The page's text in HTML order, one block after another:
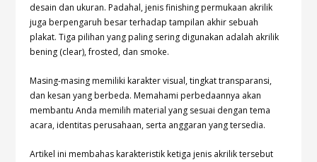
desain dan ukuran. Padahal, jenis finishing permukaan akrilik
juga berpengaruh besar terhadap tampilan akhir sebuah
plakat. Tiga pilihan yang paling sering digunakan adalah akrilik
bening (clear), frosted, dan smoke.
Masing-masing memiliki karakter visual, tingkat transparansi,
dan kesan yang berbeda. Memahami perbedaannya akan
membantu Anda memilih material yang sesuai dengan tema
acara, identitas perusahaan, serta anggaran yang tersedia.
Artikel ini membahas karakteristik ketiga jenis akrilik tersebut